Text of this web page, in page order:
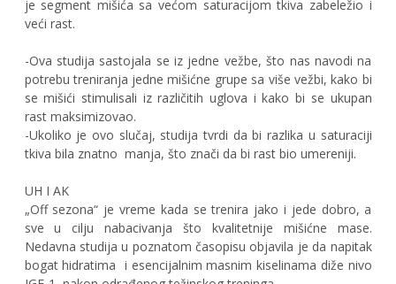
je segment mišića sa većom saturacijom tkiva zabeležio i
veći rast.
-Ova studija sastojala se iz jedne vežbe, što nas navodi na
potrebu treniranja jedne mišićne grupe sa više vežbi, kako bi
se mišići stimulisali iz različitih uglova i kako bi se ukupan
rast maksimizovao.
-Ukoliko je ovo slučaj, studija tvrdi da bi razlika u saturaciji
tkiva bila znatno manja, što znači da bi rast bio umereniji.
UH I AK
„Off sezona“ je vreme kada se trenira jako i jede dobro, a
sve u cilju nabacivanja što kvalitetnije mišićne mase.
Nedavna studija u poznatom časopisu objavila je da napitak
bogat hidratima i esencijalnim masnim kiselinama diže nivo